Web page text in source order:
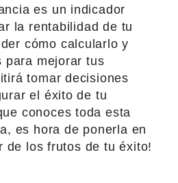
es un indicador
la rentabilidad de tu
cómo calcularlo y
para mejorar tus
tomar decisiones
el éxito de tu
conoces toda esta
es hora de ponerla en
de los frutos de tu éxito!